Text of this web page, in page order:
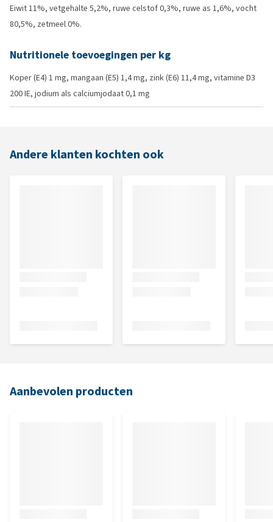
Eiwit 11%, vetgehalte 5,2%, ruwe celstof 0,3%, ruwe as 1,6%, vocht
80,5%, zetmeel 0%.
Nutritionele toevoegingen per kg
Koper (E4) 1 mg, mangaan (E5) 1,4 mg, zink (E6) 11,4 mg, vitamine D3
200 IE, jodium als calciumjodaat 0,1 mg
Andere klanten kochten ook
Aanbevolen producten